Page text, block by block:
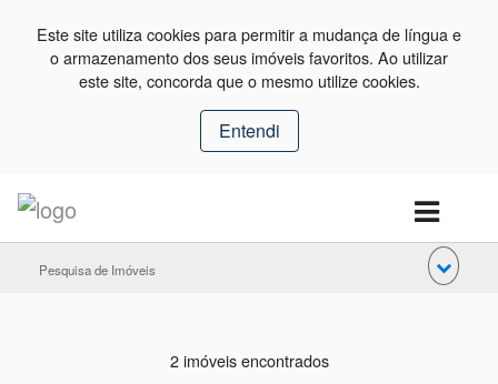
Este site utiliza cookies para permitir a mudança de língua e
o armazenamento dos seus imóveis favoritos. Ao utilizar
este site, concorda que o mesmo utilize cookies.
Entendi
Pesquisa de Imóveis
2 imóveis encontrados